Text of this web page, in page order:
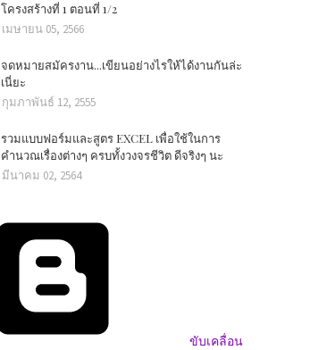
โครงสร้างที่ 1 ตอนที่ 1/2
เมษายน 05, 2566
จดหมายสมัครงาน...เขียนอย่างไรให้ได้งานกันล่ะ
เนี่ยะ
กุมภาพันธ์ 12, 2555
รวมแบบฟอร์มและสูตร EXCEL เพื่อใช้ในการ
คำนวณเรื่องต่างๆ ครบทั้งวงจรชีวิต ดีจริงๆ นะ
มีนาคม 02, 2564
ขับเคลื่อน